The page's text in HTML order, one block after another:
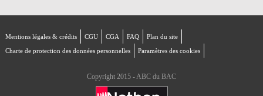
Mentions légales & crédits CGU CGA FAQ
Plan du site
Charte de protection des données personnelles
Paramètres des cookies
Copyright 2015 - ABC du BAC